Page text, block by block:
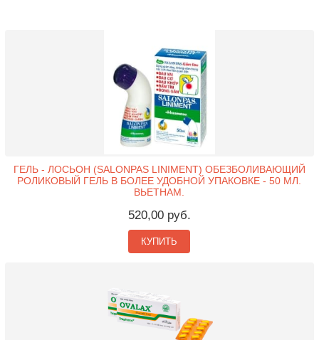
ГЕЛЬ - ЛОСЬОН (SALONPAS LINIMENT) ОБЕЗБОЛИВАЮЩИЙ
РОЛИКОВЫЙ ГЕЛЬ В БОЛЕЕ УДОБНОЙ УПАКОВКЕ - 50 МЛ.
ВЬЕТНАМ.
520,00 руб.
КУПИТЬ